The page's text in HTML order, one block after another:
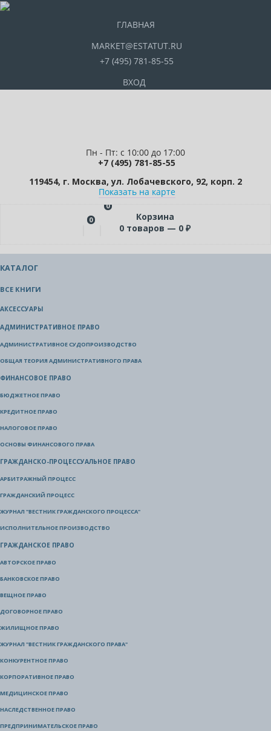
ГЛАВНАЯ
MARKET@ESTATUT.RU
+7 (495) 781-85-55
ВХОД
Пн - Пт: с 10:00 до 17:00
+7 (495) 781-85-55
119454, г. Москва, ул. Лобачевского, 92, корп. 2
Показать на карте
0
0
Корзина
0 товаров — 0 ₽
КАТАЛОГ
ВСЕ КНИГИ
АКСЕССУАРЫ
АДМИНИСТРАТИВНОЕ ПРАВО
АДМИНИСТРАТИВНОЕ СУДОПРОИЗВОДСТВО
ОБЩАЯ ТЕОРИЯ АДМИНИСТРАТИВНОГО ПРАВА
ФИНАНСОВОЕ ПРАВО
БЮДЖЕТНОЕ ПРАВО
КРЕДИТНОЕ ПРАВО
НАЛОГОВОЕ ПРАВО
ОСНОВЫ ФИНАНСОВОГО ПРАВА
ГРАЖДАНСКО-ПРОЦЕССУАЛЬНОЕ ПРАВО
АРБИТРАЖНЫЙ ПРОЦЕСС
ГРАЖДАНСКИЙ ПРОЦЕСС
ЖУРНАЛ "ВЕСТНИК ГРАЖДАНСКОГО ПРОЦЕССА"
ИСПОЛНИТЕЛЬНОЕ ПРОИЗВОДСТВО
ГРАЖДАНСКОЕ ПРАВО
АВТОРСКОЕ ПРАВО
БАНКОВСКОЕ ПРАВО
ВЕЩНОЕ ПРАВО
ДОГОВОРНОЕ ПРАВО
ЖИЛИЩНОЕ ПРАВО
ЖУРНАЛ "ВЕСТНИК ГРАЖДАНСКОГО ПРАВА"
КОНКУРЕНТНОЕ ПРАВО
КОРПОРАТИВНОЕ ПРАВО
МЕДИЦИНСКОЕ ПРАВО
НАСЛЕДСТВЕННОЕ ПРАВО
ПРЕДПРИНИМАТЕЛЬСКОЕ ПРАВО